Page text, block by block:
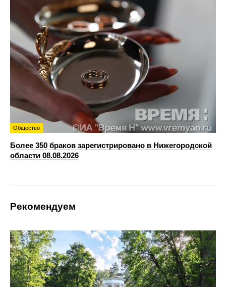
Общество
Более 350 браков зарегистрировано в Нижегородской
области 08.08.2026
Рекомендуем